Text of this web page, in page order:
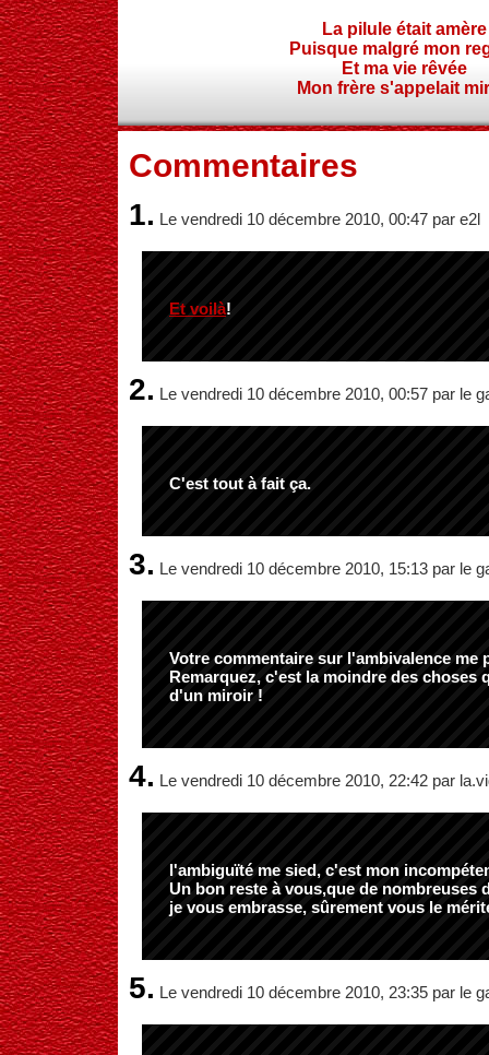
La pilule était amère
Puisque malgré mon
Et ma vie rêvée
Mon frère s'appelait
Commentaires
1. Le vendredi 10 décembre 2010, 00:47 par e2l
Et voilà!
2. Le vendredi 10 décembre 2010, 00:57 par le
C'est tout à fait ça.
3. Le vendredi 10 décembre 2010, 15:13 par le
Votre commentaire sur l'ambivalence me
Remarquez, c'est la moindre des choses
d'un miroir !
4. Le vendredi 10 décembre 2010, 22:42 par
l'ambiguïté me sied, c'est mon
Un bon reste à vous,que de nombreuses
je vous embrasse, sûrement vous le
5. Le vendredi 10 décembre 2010, 23:35 par le